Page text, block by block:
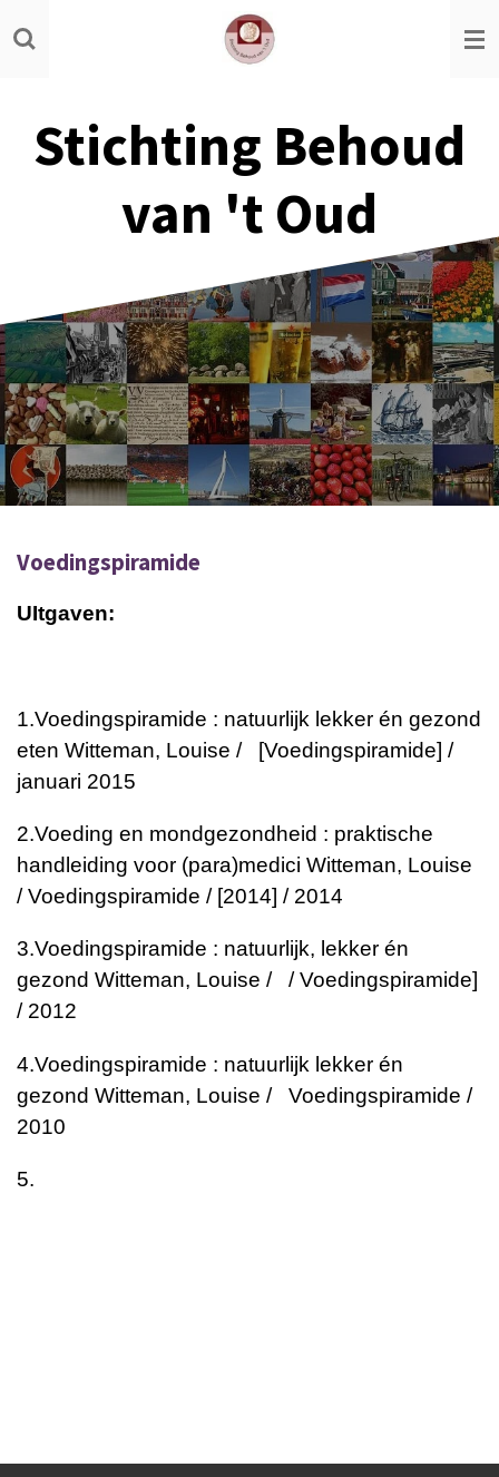
Ga
direct
hoofdinhoud
Stichting Behoud
van 't Oud
Voedingspiramide
UItgaven:
1.Voedingspiramide : natuurlijk lekker én gezond
eten Witteman, Louise / [Voedingspiramide] /
januari 2015
2.Voeding en mondgezondheid : praktische
handleiding voor (para)medici Witteman, Louise
/ Voedingspiramide / [2014] / 2014
3.Voedingspiramide : natuurlijk, lekker én
gezond Witteman, Louise / / Voedingspiramide]
/ 2012
4.Voedingspiramide : natuurlijk lekker én
gezond Witteman, Louise / Voedingspiramide /
2010
5.